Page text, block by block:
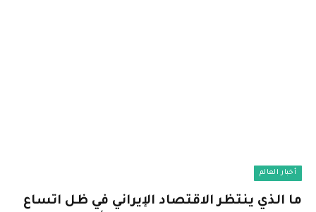
أخبار العالم
ما الذي ينتظر الاقتصاد الإيراني في ظل اتساع